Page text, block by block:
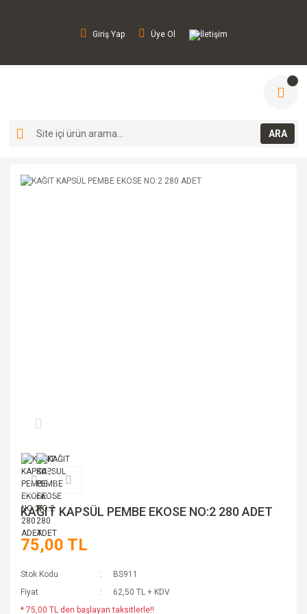
Giriş Yap Üye Ol İletişim
ARA
KAĞIT KAPSÜL PEMBE EKOSE NO:2 280 ADET
75,00 TL
Stok Kodu
BS911
Fiyat
62,50 TL + KDV
* 75,00 TL den başlayan taksitlerle!!